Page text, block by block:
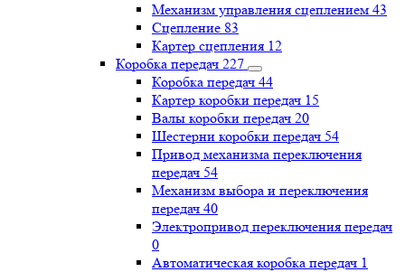
Механизм управления сцеплением 43
Сцепление 83
Картер сцепления 12
Коробка передач 227
Коробка передач 44
Картер коробки передач 15
Валы коробки передач 20
Шестерни коробки передач 54
Привод механизма переключения
передач 54
Механизм выбора и переключения
передач 40
Электропривод переключения передач
0
Автоматическая коробка передач 1